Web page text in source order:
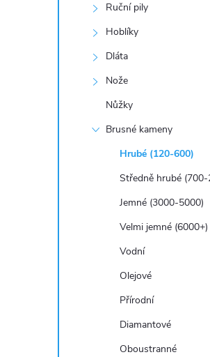
Ruční pily
Hoblíky
Dláta
Nože
Nůžky
Brusné kameny
Hrubé (120-600)
Středně hrubé (700-
Jemné (3000-5000)
Velmi jemné (6000+)
Vodní
Olejové
Přírodní
Diamantové
Oboustranné